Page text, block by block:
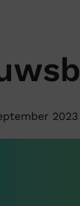
2023